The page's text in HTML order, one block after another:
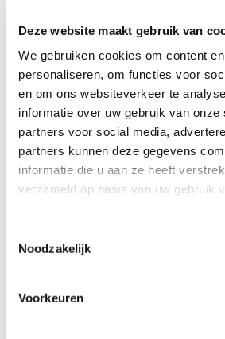
Deze website maakt gebruik van
We gebruiken cookies om content
personaliseren, om functies voor
en om ons websiteverkeer te
informatie over uw gebruik van onze
partners voor social media,
partners kunnen deze gegevens
informatie die u aan ze heeft
verzameld op basis van uw gebruik
Noodzakelijk
Voorkeuren
Adres*
Postcode*
Woonplaats*